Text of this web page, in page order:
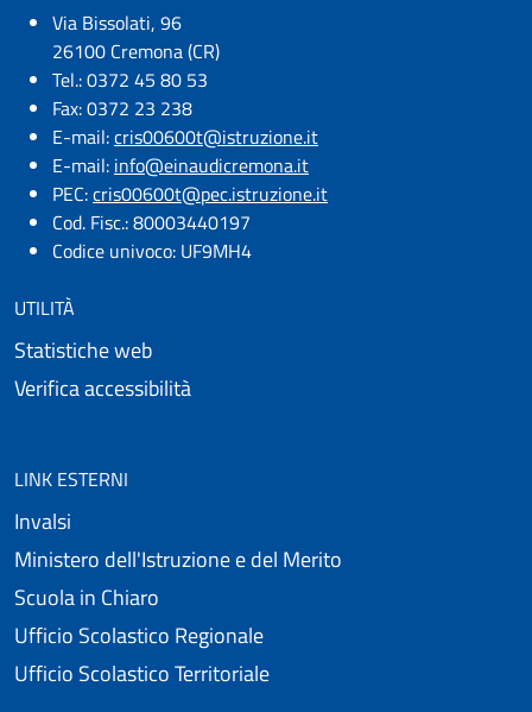
Via Bissolati, 96
26100 Cremona (CR)
Tel.: 0372 45 80 53
Fax: 0372 23 238
E-mail:cris00600t@istruzione.it
E-mail:​ info@einaudicremona.it
PEC:cris00600t@pec.istruzione.it
Cod. Fisc.: 80003440197
Codice univoco: UF9MH4
UTILITÀ
Statistiche web
Verifica accessibilità
LINK ESTERNI
Invalsi
Ministero dell'Istruzione e del Merito
Scuola in Chiaro
Ufficio Scolastico Regionale
Ufficio Scolastico Territoriale